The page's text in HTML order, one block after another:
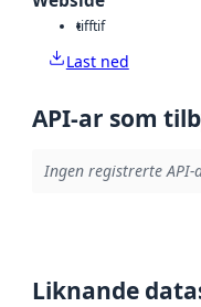
tifftif
Last ned
API-ar som
Ingen registrerte
Liknande